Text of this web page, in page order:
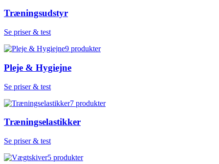
Træningsudstyr
Se priser & test
9 produkter
Pleje & Hygiejne
Se priser & test
7 produkter
Træningselastikker
Se priser & test
5 produkter